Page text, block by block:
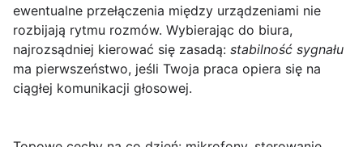
ewentualne przełączenia między urządzeniami nie
rozbijają rytmu rozmów. Wybierając do biura,
najrozsądniej kierować się zasadą: stabilność sygnału
ma pierwszeństwo, jeśli Twoja praca opiera się na
ciągłej komunikacji głosowej.